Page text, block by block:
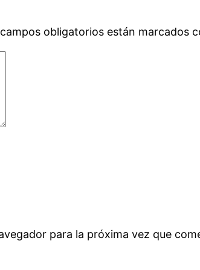
obligatorios están marcados
para la próxima vez que